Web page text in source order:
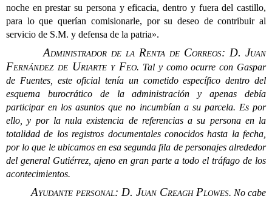
noche en prestar su persona y eficacia, dentro y fuera del castillo,
para lo que querían comisionarle, por su deseo de contribuir al
servicio de S.M. y defensa de la patria».
Administrador de la Renta de Correos: D. Juan
Fernández de Uriarte y Feo. Tal y como ocurre con Gaspar
de Fuentes, este oficial tenía un cometido específico dentro del
esquema burocrático de la administración y apenas debía
participar en los asuntos que no incumbían a su parcela. Es por
ello, y por la nula existencia de referencias a su persona en la
totalidad de los registros documentales conocidos hasta la fecha,
por lo que le ubicamos en esa segunda fila de personajes alrededor
del general Gutiérrez, ajeno en gran parte a todo el tráfago de los
acontecimientos.
Ayudante personal: D. Juan Creagh Plowes. No cabe